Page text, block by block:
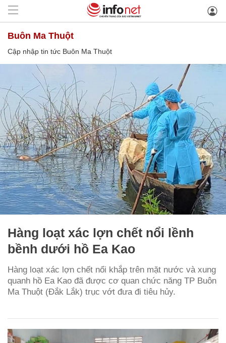
Buôn Ma Thuột
Cập nhập tin tức Buôn Ma Thuột
Hàng loạt xác lợn chết nổi lềnh
bềnh dưới hồ Ea Kao
Hàng loạt xác lợn chết nổi khắp trên mặt nước và xung
quanh hồ Ea Kao đã được cơ quan chức năng TP Buôn
Ma Thuột (Đắk Lắk) trục vớt đưa đi tiêu hủy.